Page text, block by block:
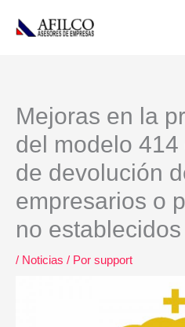
Mejoras en la
del modelo
de devolución
empresarios o
no
/ Noticias / Por support